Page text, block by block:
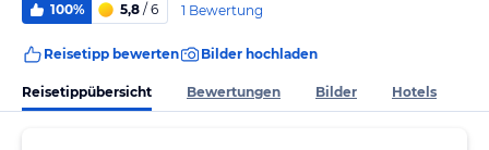
100% 5,8 / 6 1 Bewertung
Reisetipp bewerten Bilder hochladen
Reisetippübersicht Bewertungen Bilder Hotels